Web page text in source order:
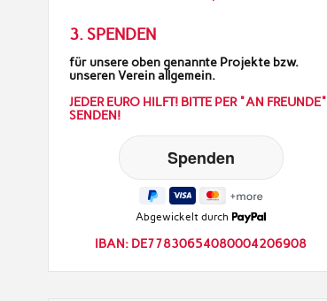
3. SPENDEN
für unsere oben genannte Projekte bzw.
unseren Verein allgemein.
JEDER EURO HILFT! BITTE PER "AN FREUNDE"
SENDEN!
Abgewickelt durch
IBAN: DE77830654080004206908